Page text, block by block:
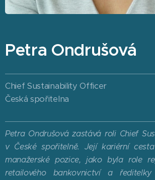
Petra Ondrušová
Chief Sustainability Officer
Česká spořitelna
Petra Ondrušová zastává roli Chief
v České spořitelně. Její kariérní
manažerské pozice, jako byla role
retailového bankovnictví a ředitelky